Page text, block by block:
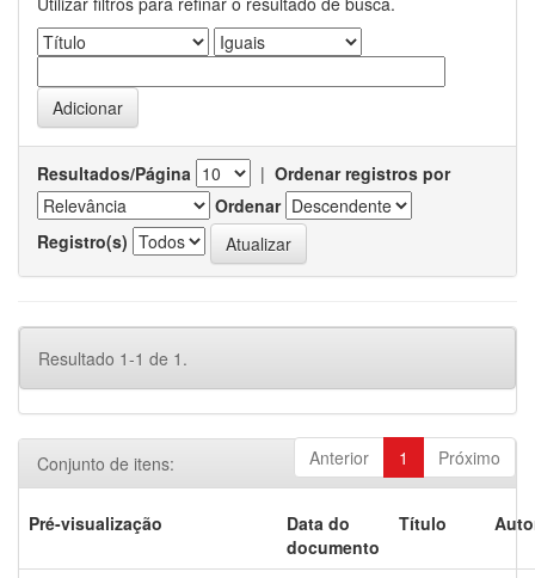
Resultados/Página | Ordenar registros por
Ordenar
Registro(s)
Resultado 1-1 de 1.
Anterior 1 Próximo
Conjunto de itens:
Pré-visualização
Data do
documento
Título